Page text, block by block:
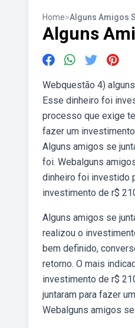
Home>Alguns Amigos
Alguns
Webquestão 4)
Esse dinheiro foi
processo que exige
fazer um
Alguns amigos se
foi. Webalguns
dinheiro foi investido
investimento de r$
Alguns amigos se
realizou o
bem definido,
retorno. O mais
investimento de r$
juntaram para fazer
Webalguns amigos